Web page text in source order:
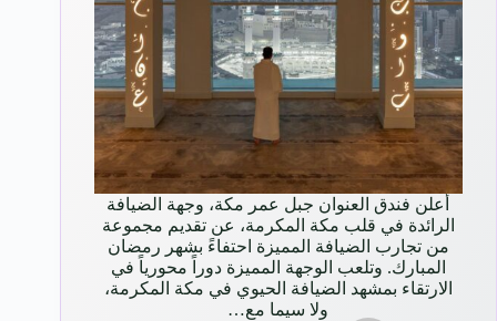
أعلن فندق العنوان جبل عمر مكة، وجهة الضيافة
الرائدة في قلب مكة المكرمة، عن تقديم مجموعة
من تجارب الضيافة المميزة احتفاءً بشهر رمضان
المبارك. وتلعب الوجهة المميزة دوراً محورياً في
الارتقاء بمشهد الضيافة الحيوي في مكة المكرمة،
ولا سيما مع…